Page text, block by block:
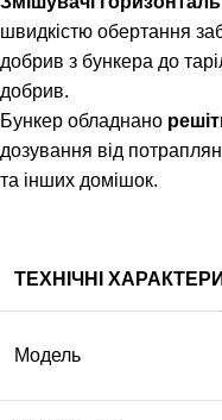
швидкістю обертання
добрив з бункера до
добрив.
Бункер обладнано
дозування від
та інших домішок.
ТЕХНІЧНІ
Модель